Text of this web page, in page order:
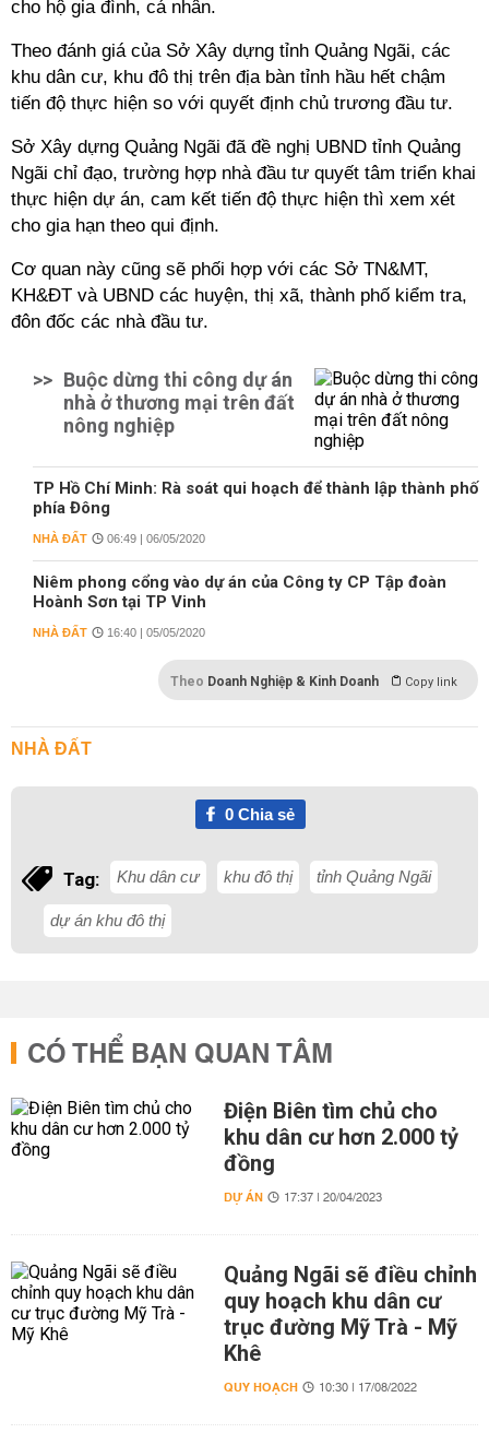
cho hộ gia đình, cá nhân.
Theo đánh giá của Sở Xây dựng tỉnh Quảng Ngãi, các
khu dân cư, khu đô thị trên địa bàn tỉnh hầu hết chậm
tiến độ thực hiện so với quyết định chủ trương đầu tư.
Sở Xây dựng Quảng Ngãi đã đề nghị UBND tỉnh Quảng
Ngãi chỉ đạo, trường hợp nhà đầu tư quyết tâm triển khai
thực hiện dự án, cam kết tiến độ thực hiện thì xem xét
cho gia hạn theo qui định.
Cơ quan này cũng sẽ phối hợp với các Sở TN&MT,
KH&ĐT và UBND các huyện, thị xã, thành phố kiểm tra,
đôn đốc các nhà đầu tư.
>> Buộc dừng thi công dự án
nhà ở thương mại trên đất
nông nghiệp
TP Hồ Chí Minh: Rà soát qui hoạch để thành lập thành phố
phía Đông
NHÀ ĐẤT 06:49 | 06/05/2020
Niêm phong cổng vào dự án của Công ty CP Tập đoàn
Hoành Sơn tại TP Vinh
NHÀ ĐẤT 16:40 | 05/05/2020
Theo Doanh Nghiệp & Kinh Doanh Copy link
NHÀ ĐẤT
0Chia sẻ
Tag: Khu dân cư khu đô thị tỉnh Quảng Ngãi
dự án khu đô thị
CÓ THỂ BẠN QUAN TÂM
Điện Biên tìm chủ cho
khu dân cư hơn 2.000 tỷ
đồng
DỰ ÁN 17:37 | 20/04/2023
Quảng Ngãi sẽ điều chỉnh
quy hoạch khu dân cư
trục đường Mỹ Trà - Mỹ
Khê
QUY HOẠCH 10:30 | 17/08/2022